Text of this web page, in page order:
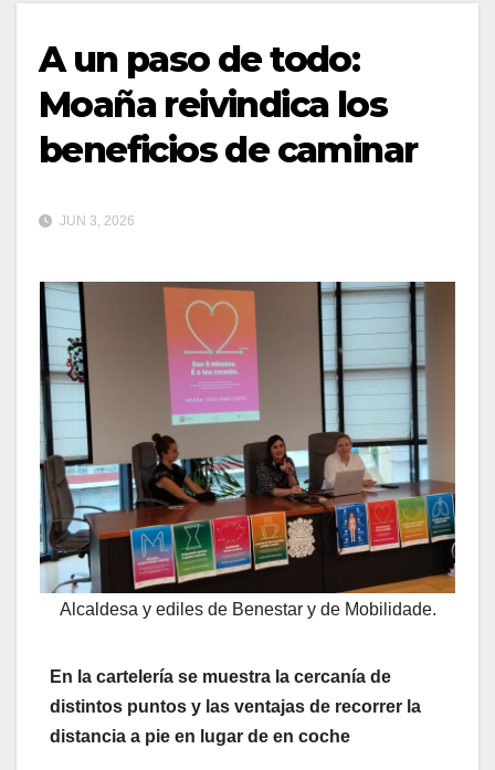
A un paso de todo:
Moaña reivindica los
beneficios de caminar
JUN 3, 2026
Alcaldesa y ediles de Benestar y de Mobilidade.
En la cartelería se muestra la cercanía de
distintos puntos y las ventajas de recorrer la
distancia a pie en lugar de en coche